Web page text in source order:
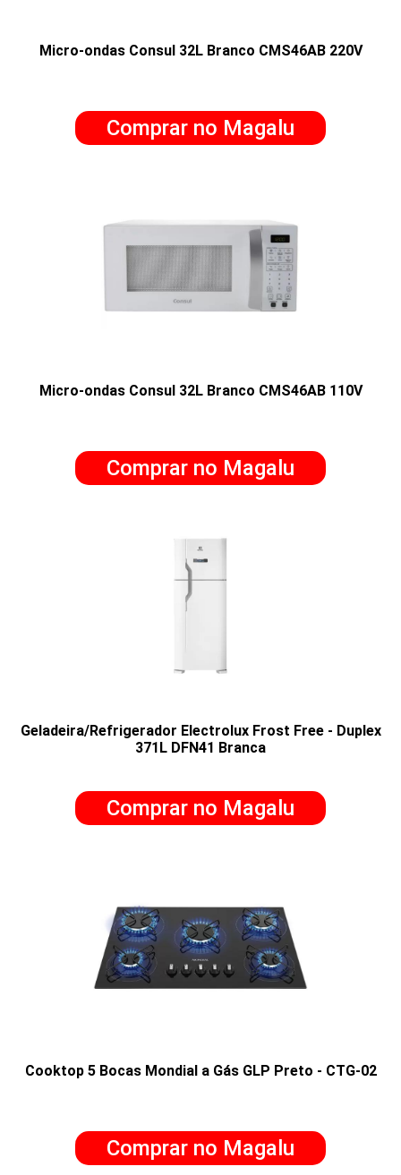
Micro-ondas Consul 32L Branco CMS46AB 220V
Comprar no Magalu
Micro-ondas Consul 32L Branco CMS46AB 110V
Comprar no Magalu
Geladeira/Refrigerador Electrolux Frost Free - Duplex
371L DFN41 Branca
Comprar no Magalu
Cooktop 5 Bocas Mondial a Gás GLP Preto - CTG-02
Comprar no Magalu